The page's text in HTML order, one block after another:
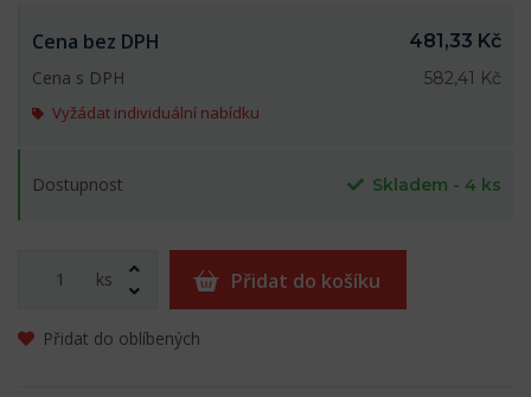
Cena bez DPH
481,33 Kč
Cena s DPH
582,41 Kč
Vyžádat individuální nabídku
Dostupnost Skladem - 4 ks
ks Přidat do košíku
Přidat do oblíbených